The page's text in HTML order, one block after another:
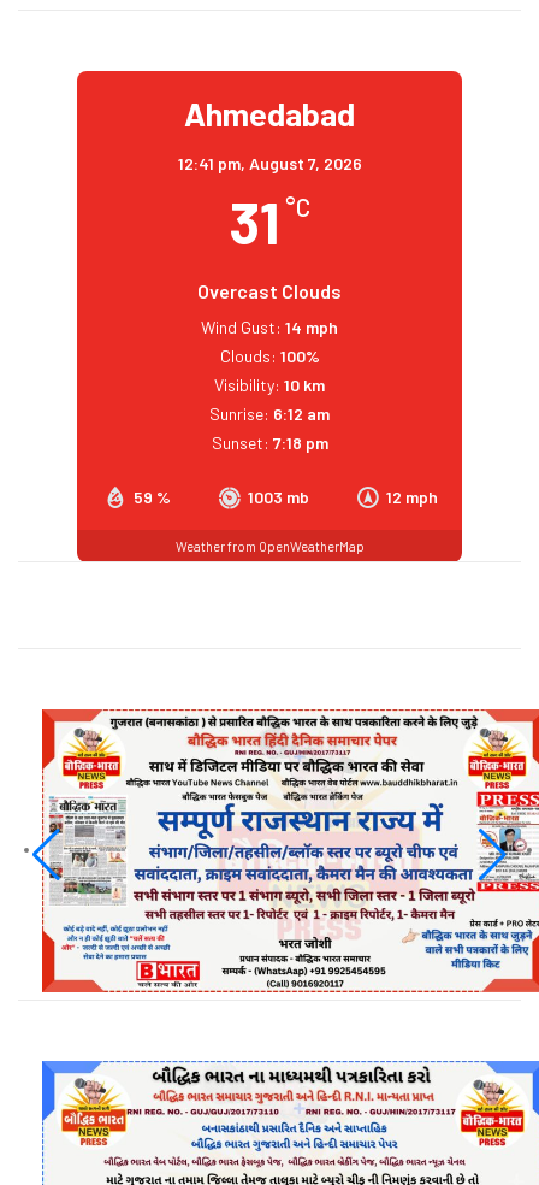
Ahmedabad
12:41 pm, August 7, 2026
31 °C
Overcast Clouds
59 % 1003 mb 12 mph
Wind Gust: 14 mph
Clouds: 100%
Visibility: 10 km
Sunrise: 6:12 am
Sunset: 7:18 pm
Weather from OpenWeatherMap